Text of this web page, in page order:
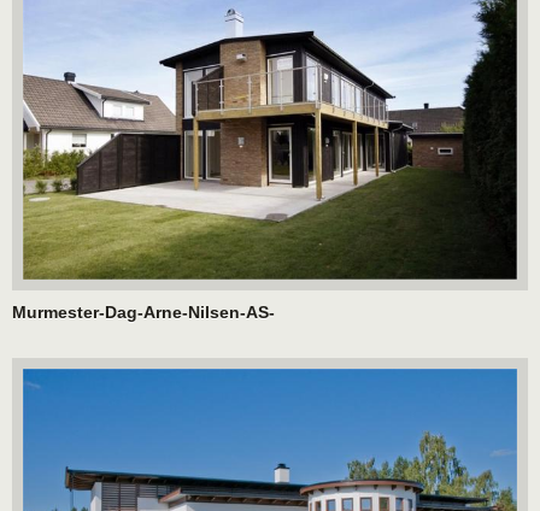
Murmester-Dag-Arne-Nilsen-AS-